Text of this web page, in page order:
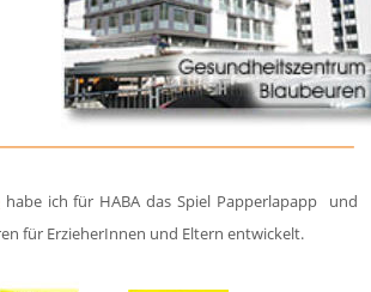
habe ich für HABA das Spiel Papperlapapp
und
für ErzieherInnen und Eltern entwickelt.